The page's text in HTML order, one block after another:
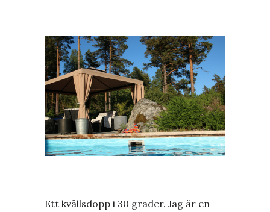
Ett kvällsdopp i 30 grader. Jag är en